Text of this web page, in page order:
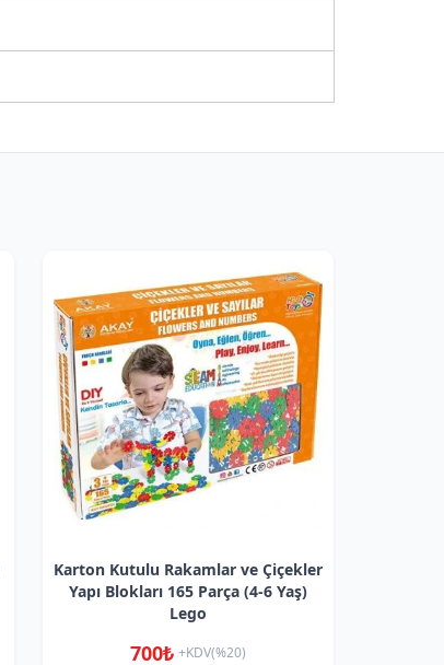
Karton Kutulu Rakamlar ve Çiçekler
Yapı Blokları 165 Parça (4-6 Yaş)
Lego
700₺ +KDV(%20)